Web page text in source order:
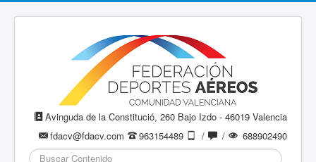
Avinguda de la Constitució, 260 Bajo Izdo - 46019 Valencia
fdacv@fdacv.com
963154489 / /
688902490
Buscar...